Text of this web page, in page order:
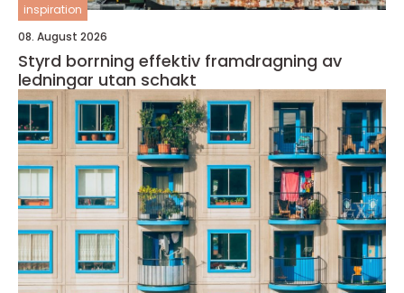
inspiration
08. August 2026
Styrd borrning effektiv framdragning av
ledningar utan schakt